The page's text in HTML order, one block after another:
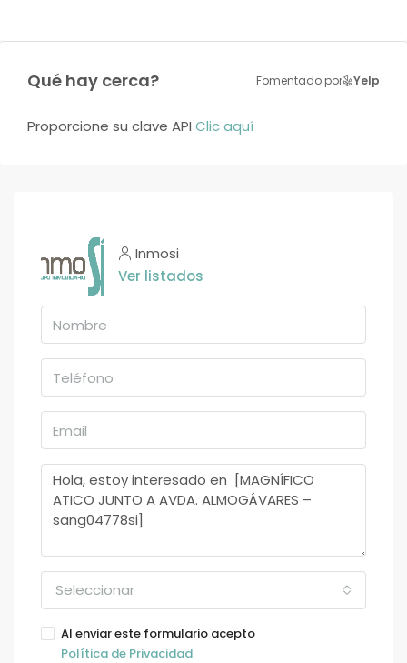
Qué hay cerca? Fomentado por Yelp
Proporcione su clave API Clic aquí
Inmosi
Ver listados
Seleccionar
Al enviar este formulario acepto
Política de Privacidad